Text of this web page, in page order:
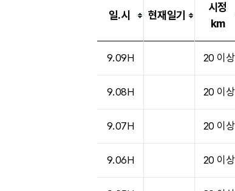
일.시 현재일기
시정
km
9.09H 20 이상
9.08H 20 이상
9.07H 20 이상
9.06H 20 이상